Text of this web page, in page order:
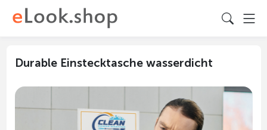
Durable Einstecktasche wasserdicht